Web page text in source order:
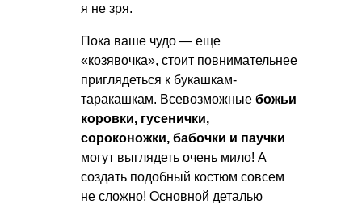
я не зря.
Пока ваше чудо — еще
«козявочка», стоит повнимательнее
приглядеться к букашкам-
таракашкам. Всевозможные божьи
коровки, гусенички,
сороконожки, бабочки и паучки
могут выглядеть очень мило! А
создать подобный костюм совсем
не сложно! Основной деталью